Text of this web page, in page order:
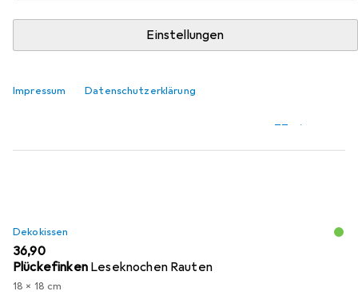
Einstellungen
Impressum Datenschutzerklärung
Dekokissen
Kunstfell
45 x 45 cm
Dekokissen
EUR
36,90
Plückefinken Leseknochen Rauten
18 x 18 cm